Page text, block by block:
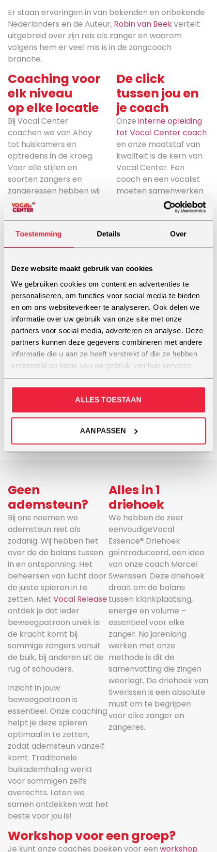
Toestemming Details Over
Deze website maakt gebruik van cookies
We gebruiken cookies om content en advertenties te
personaliseren, om functies voor social media te bieden
en om ons websiteverkeer te analyseren. Ook delen we
informatie over uw gebruik van onze site met onze
partners voor social media, adverteren en analyse. Deze
partners kunnen deze gegevens combineren met andere
informatie die u aan ze heeft verstrekt of die ze hebben
verzameld op basis van uw gebruik van hun services.
ALLES TOESTAAN
AANPASSEN
Er staan ervaringen in van bekenden en onbekende
Nederlanders en de Auteur, Robin van Beekvertelt
uitgebreid over zijn reis als zanger en waarom
volgens hem er veel mis is in de zangcoach
branche.
Coaching voor
elk niveau
op elke locatie
Bij Vocal Center
coachen we van Ahoy
tot huiskamers en
optredens in de kroeg.
Voor alle stijlen en
soorten zangers en
zangeressen hebben wij
dé zangtechniek en de
coaches die je helpen
stem te halen. Of je nu
een beginner bent of
professional, wij hebben
de ondersteuning die je
nodig hebt om te
stralen!
De click
tussen jou en
je coach
Onze interne opleiding
tot Vocal Center coach
en onze maatstaf van
kwaliteit is de kern van
Vocal Center. Een
coach en een vocalist
moeten samenwerken
en daarvoor is een
connectie nodig.
coach goed kunnen
luisteren en het doel
bepalen. Daarbij
gebruiken zij de Vocal
Essence zangtechniek
waar nodig. De opleiding
gaat over Vocal
Essence maar vooral
over les geven,
leertypes herkennen,
leitmotivs ontcijferen en
met die kennis
connectie maken met
de vocalist. Alleen met
vertrouwen tussen
worden doelen bereikt
en grenzen verlegd.
Geen
ademsteun?
Bij ons noemen we
ademsteun niet als
zodanig. Wij hebben het
over de de balans tussen
in en ontspanning. Het
beheersen van lucht door
de juiste spieren in te
zetten. Met Vocal Release
ontdek je dat ieder
beweegpatroon uniek is:
de kracht komt bij
sommige zangers vanuit
de buik, bij anderen uit de
rug of schouders.
Inzicht in jouw
beweegpatroon is
essentieel. Onze coaching
helpt je deze spieren
optimaal in te zetten,
zodat ademsteun vanzelf
komt. Traditionele
buikademhaling werkt
voor sommigen zelfs
averechts. Laten we
samen ontdekken wat het
beste voor jou is!
Alles in 1
driehoek
We hebben de zeer
eenvoudigeVocal
Essence® Driehoek
geïntroduceerd, een idee
van onze coach Marcel
Swerissen. Deze driehoek
draait om de balans
tussen klankplaatsing,
energie en volume –
essentieel voor elke
zanger. Na jarenlang
werken met onze
methode is dit de
samenvatting die zingen
weerlegt. De driehoek van
Swerissen is een absolute
must om te begrijpen
voor elke zanger en
zangeres.
Workshop voor een groep?
Je kunt onze coaches boeken voor een workshop